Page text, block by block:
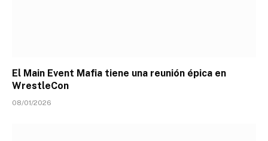
El Main Event Mafia tiene una reunión épica en
WrestleCon
08/01/2026